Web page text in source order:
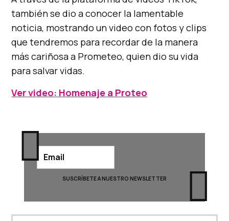
también se dio a conocer la lamentable
noticia, mostrando un video con fotos y clips
que tendremos para recordar de la manera
más cariñosa a Prometeo, quien dio su vida
para salvar vidas.
Ver video: Homenaje a Proteo